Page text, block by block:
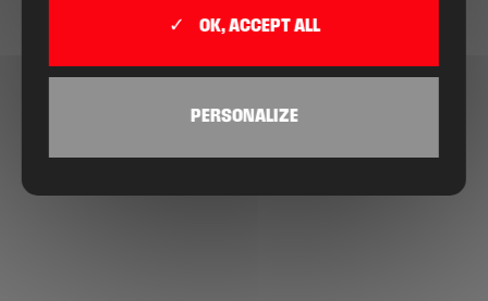
OK, ACCEPT ALL
PERSONALIZE